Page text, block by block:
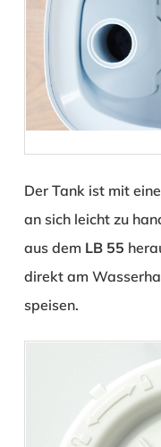
Der Tank ist mit
an sich leicht zu
aus dem LB 55
direkt am
speisen.